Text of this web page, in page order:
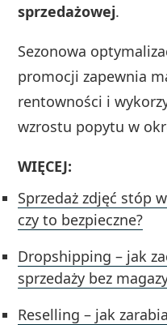
sprzedażowej.
Sezonowa
promocji zapewnia
rentowności i
wzrostu popytu w
WIĘCEJ:
Sprzedaż zdjęć stóp
czy to bezpieczne?
Dropshipping – jak
sprzedaży bez
Reselling – jak